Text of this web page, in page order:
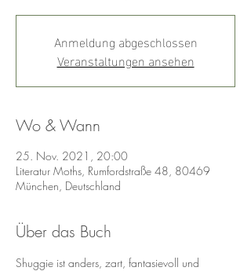
Anmeldung abgeschlossen
Veranstaltungen ansehen
Wo & Wann
25. Nov. 2021, 20:00
Literatur Moths, Rumfordstraße 48, 80469
München, Deutschland
Über das Buch
Shuggie ist anders, zart, fantasievoll und